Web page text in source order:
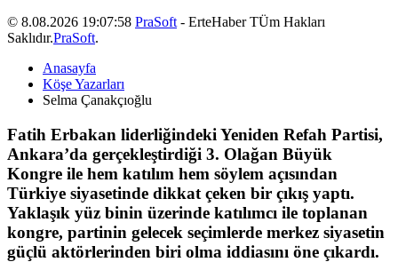
© 8.08.2026 19:07:58 PraSoft - ErteHaber TÜm Hakları
Saklıdır.PraSoft.
Anasayfa
Köşe Yazarları
Selma Çanakçıoğlu
Fatih Erbakan liderliğindeki Yeniden Refah Partisi,
Ankara’da gerçekleştirdiği 3. Olağan Büyük
Kongre ile hem katılım hem söylem açısından
Türkiye siyasetinde dikkat çeken bir çıkış yaptı.
Yaklaşık yüz binin üzerinde katılımcı ile toplanan
kongre, partinin gelecek seçimlerde merkez siyasetin
güçlü aktörlerinden biri olma iddiasını öne çıkardı.